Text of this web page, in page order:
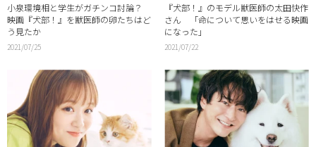
小泉環境相と学生がガチンコ討論？
映画『犬部！』を獣医師の卵たちはど
う見たか
2021/07/25
『犬部！』のモデル獣医師の太田快作
さん 「命について思いをはせる映画
になった」
2021/07/22